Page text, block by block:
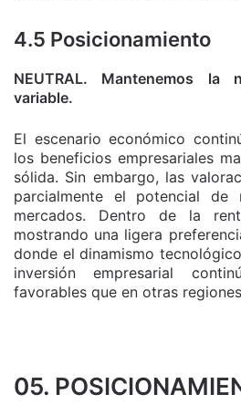
4.5 Posicionamiento
NEUTRAL. Mantenemos la
variable.
El escenario económico
los beneficios empresariales
sólida. Sin embargo, las
parcialmente el potencial de
mercados. Dentro de la
mostrando una ligera
donde el dinamismo
inversión empresarial
favorables que en otras
05.